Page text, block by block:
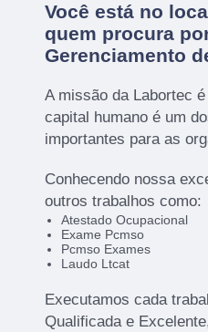
Você está no
quem procura
Gerenciamento
A missão da Labortec
capital humano é um
importantes para as
Conhecendo nossa
outros trabalhos como:
Atestado Ocupacional
Exame Pcmso
Pcmso Exames
Laudo Ltcat
Executamos cada
Qualificada e